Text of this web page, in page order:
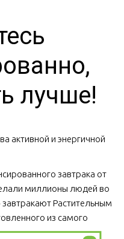
лучше!
активной и энергичной
завтрака от
миллионы людей во
Растительным
из самого
коктейлем